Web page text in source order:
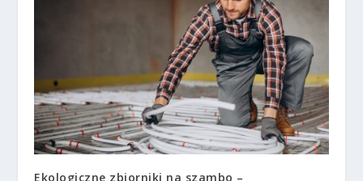
Ekologiczne zbiorniki na szambo –